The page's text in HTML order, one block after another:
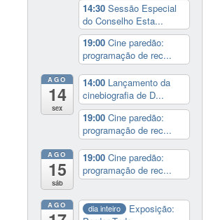
14:30Sessão Especial
do Conselho Esta...
19:00Cine paredão:
programação de rec...
AGO
14
sex
14:00 Lançamento da
cinebiografia de D...
19:00Cine paredão:
programação de rec...
AGO
15
sáb
19:00Cine paredão:
programação de rec...
AGO dia inteiro
Exposição: